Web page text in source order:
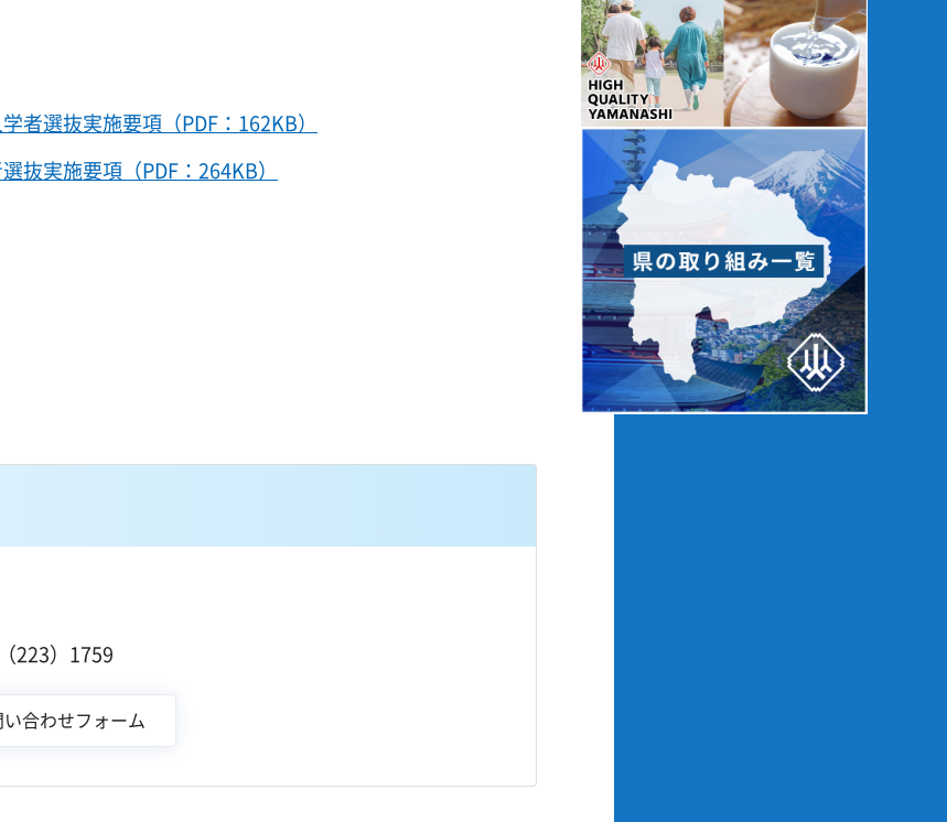
者選抜実施要項（PDF：162KB）
抜実施要項（PDF：264KB）
223）1759